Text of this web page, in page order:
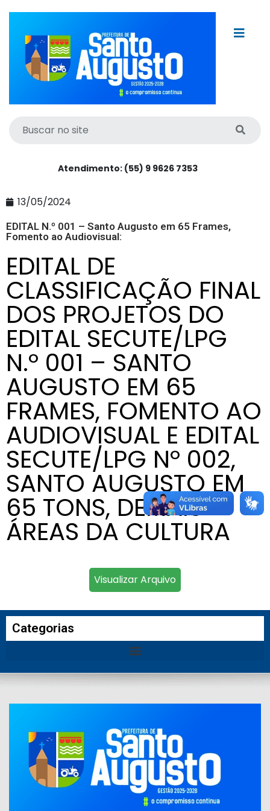
Atendimento: (55) 9 9626 7353
13/05/2024
EDITAL N.º 001 – Santo Augusto em 65 Frames,
Fomento ao Audiovisual:
EDITAL DE
CLASSIFICAÇÃO FINAL
DOS PROJETOS DO
EDITAL SECUTE/LPG
N.º 001 – SANTO
AUGUSTO EM 65
FRAMES, FOMENTO AO
AUDIOVISUAL E EDITAL
SECUTE/LPG Nº 002,
SANTO AUGUSTO EM
65 TONS, DEMAIS
ÁREAS DA CULTURA
Visualizar Arquivo
Categorias